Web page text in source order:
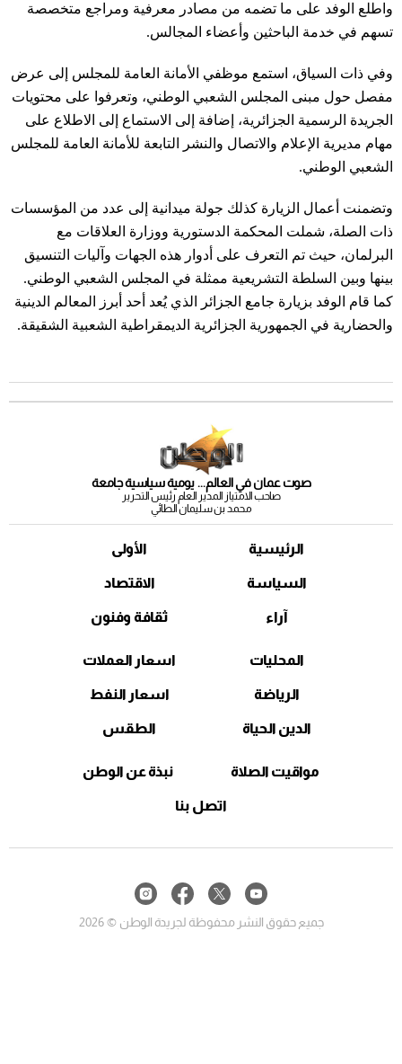
واطلع الوفد على ما تضمه من مصادر معرفية ومراجع متخصصة
تسهم في خدمة الباحثين وأعضاء المجالس.
وفي ذات السياق، استمع موظفي الأمانة العامة للمجلس إلى عرض
مفصل حول مبنى المجلس الشعبي الوطني، وتعرفوا على محتويات
الجريدة الرسمية الجزائرية، إضافة إلى الاستماع إلى الاطلاع على
مهام مديرية الإعلام والاتصال والنشر التابعة للأمانة العامة للمجلس
الشعبي الوطني.
وتضمنت أعمال الزيارة كذلك جولة ميدانية إلى عدد من المؤسسات
ذات الصلة، شملت المحكمة الدستورية ووزارة العلاقات مع
البرلمان، حيث تم التعرف على أدوار هذه الجهات وآليات التنسيق
بينها وبين السلطة التشريعية ممثلة في المجلس الشعبي الوطني.
كما قام الوفد بزيارة جامع الجزائر الذي يُعد أحد أبرز المعالم الدينية
والحضارية في الجمهورية الجزائرية الديمقراطية الشعبية الشقيقة.
صوت عمان في العالم... يومية سياسية جامعة
صاحب الامتياز المدير العام رئيس التحرير
محمد بن سليمان الطائي
الرئيسية
السياسة
آراء
الأولى
الاقتصاد
ثقافة وفنون
المحليات
الرياضة
الدين الحياة
اسعار العملات
اسعار النفط
الطقس
مواقيت الصلاة نبذة عن الوطن
اتصل بنا
جميع حقوق النشر محفوظة لجريدة الوطن © 2026